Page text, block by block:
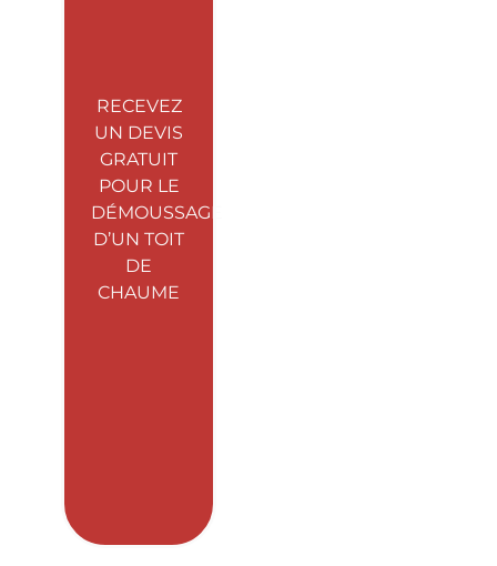
RECEVEZ
UN DEVIS
GRATUIT
POUR LE
DÉMOUSSAGE
D’UN TOIT
DE
CHAUME